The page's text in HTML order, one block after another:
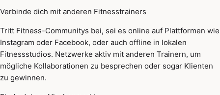
Verbinde dich mit anderen Fitnesstrainers
Tritt Fitness-Communitys bei, sei es online auf Plattformen wie
Instagram oder Facebook, oder auch offline in lokalen
Fitnessstudios. Netzwerke aktiv mit anderen Trainern, um
mögliche Kollaborationen zu besprechen oder sogar Klienten
zu gewinnen.